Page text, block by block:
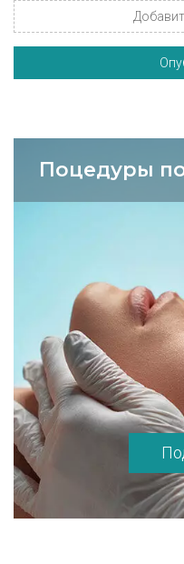
Поцедуры